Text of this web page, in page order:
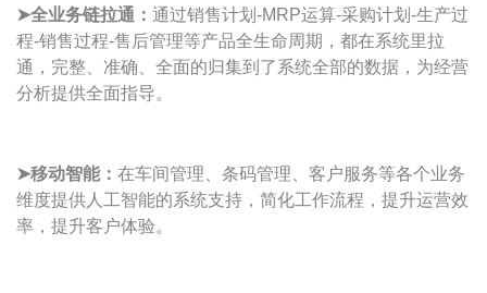
➤全业务链拉通： 通过销售计划-MRP运算-采购计划-生产过
程-销售过程-售后管理等产品全生命周期，都在系统里拉
通，完整、准确、全面的归集到了系统全部的数据，为经营
分析提供全面指导。
➤移动智能： 在车间管理、条码管理、客户服务等各个业务
维度提供人工智能的系统支持，简化工作流程，提升运营效
率，提升客户体验。